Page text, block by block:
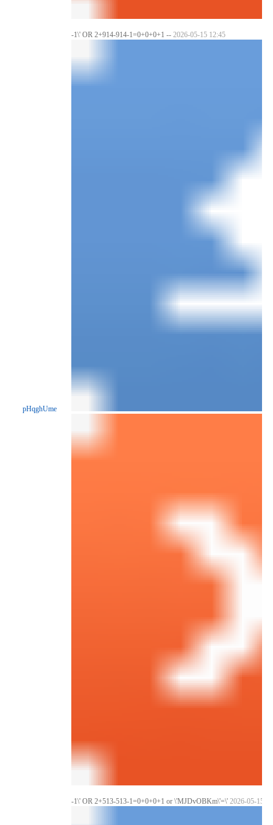
pHqghUme
-1\' OR 2+914-914-1=0+0+0+1 --2026-05-15 12:45
-1\' OR 2+513-513-1=0+0+0+1 or \'MJDvOBKm\'=\'2026-05-15